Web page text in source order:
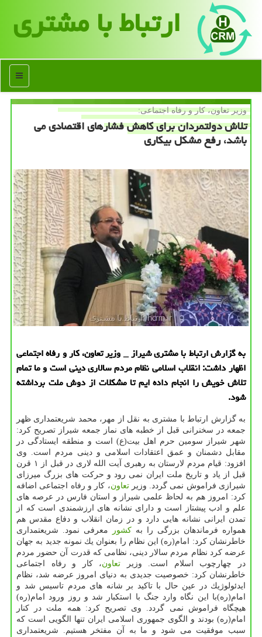
ارتباط با مشتری
منو
وزیر تعاون، كار و رفاه اجتماعی:
تلاش دولتمردان برای كاهش فشارهای اقتصادی می
باشد، رفع مشكل بیكاری
به گزارش ارتباط با مشتری شیراز _ وزیر تعاون، كار و رفاه اجتماعی
اظهار داشت: انقلاب اسلامی نظام مردم سالاری دینی است و ما تمام
تلاش خویش را انجام داده ایم تا مشكلات از دوش ملت برداشته
شود.
به گزارش ارتباط با مشتری به نقل از مهر، محمد شریعتمداری ظهر
جمعه در سخنرانی قبل از خطبه های نماز جمعه شیراز تصریح كرد:
شهر شیراز سومین حرم اهل بیت(ع) است و منطقه ایستادگی در
مقابل دشمنان و عمق اعتقادات اسلامی و دینی مردم است. وی
افزود: قیام مردم لارستان به رهبری آیت الله لاری در قبل از ۱ قرن
قبل از یاد و تاریخ ملت ایران نمی رود و حركت های بزرگ میرزای
شیرازی فراموش نمی گردد. وزیرتعاون، كار و رفاه اجتماعی اضافه
كرد: امروز هم به لحاظ علمی شیراز و استان فارس در عرصه های
علم و ادب پیشتاز است و دارای نشانه های ارزشمندی است كه از
تمدن ایرانی نشانه هایی دارد و در زمان انقلاب و دفاع مقدس هم
همواره فرماندهان بزرگی را به كشور
معرفی نمود. شریعتمداری
خاطرنشان كرد: امام(ره) این نظام را بعنوان یك نمونه جدید به جهان
عرضه كرد نظام مردم سالار دینی، نظامی كه قدرت آن حضور مردم
در چهارچوب اسلام است. وزیر تعاون، كار و رفاه اجتماعی
خاطرنشان كرد: خصوصیت جدیدی به دنیای امروز عرضه شد، نظام
ایدئولوژیك در عین حال با تاكید بر شانه های مردم تاسیس شد و
امام(ره)با این نگاه وارد جنگ با استكبار شد و روز ورود امام(ره)
هیچگاه فراموش نمی گردد. وی تصریح كرد: همه ملت در كنار
امام(ره) بودند و الگوی جمهوری اسلامی ایران تنها الگویی است كه
سبب موفقیت می شود و ما به آن مفتخر هستیم. شریعتمداری